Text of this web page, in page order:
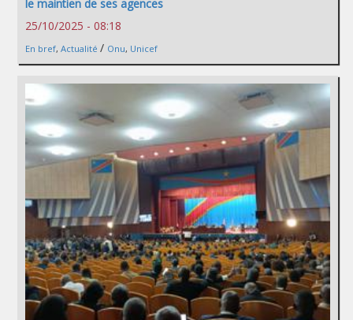
le maintien de ses agences
25/10/2025 - 08:18
En bref, Actualité / Onu, Unicef